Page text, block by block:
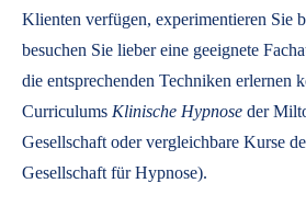
Klienten verfügen, experimentieren Sie
besuchen Sie lieber eine geeignete
die entsprechenden Techniken erlernen
Curriculums Klinische Hypnose der
Gesellschaft oder vergleichbare Kurse
Gesellschaft für Hypnose).